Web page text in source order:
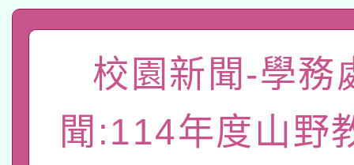
礎課程
A3數位素養講師名單
「數位內容與教學軟
薪期間赴陸應申請許可
轉知經濟部水利署委託
校園新聞-學務
聞:114年度山野